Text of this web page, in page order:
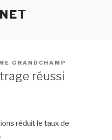
GRANDCHAMP
réussi
réduit le taux de